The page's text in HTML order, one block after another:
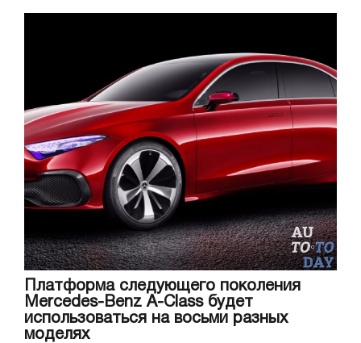
Платформа следующего поколения
Mercedes-Benz A-Class будет
использоваться на восьми разных
моделях